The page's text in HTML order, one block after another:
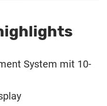
System mit 10-